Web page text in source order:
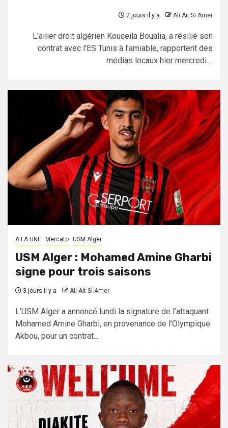
2 jours il y a Ali Ait Si Amer
L'ailier droit algérien Kouceila Boualia, a résilié son
contrat avec l'ES Tunis à l'amiable, rapportent des
médias locaux hier mercredi....
A LA UNE Mercato USM Alger
USM Alger : Mohamed Amine Gharbi
signe pour trois saisons
3 jours il y a Ali Ait Si Amer
L’USM Alger a annoncé lundi la signature de l’attaquant
Mohamed Amine Gharbi, en provenance de l’Olympique
Akbou, pour un contrat...